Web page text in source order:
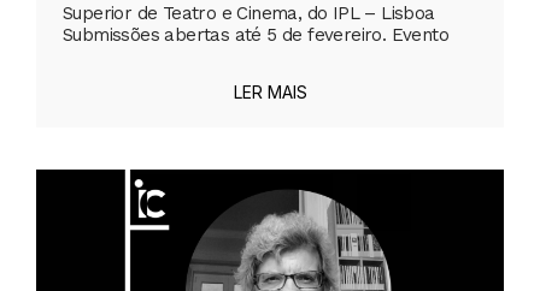
Superior de Teatro e Cinema, do IPL – Lisboa
Submissões abertas até 5 de fevereiro. Evento
LER MAIS